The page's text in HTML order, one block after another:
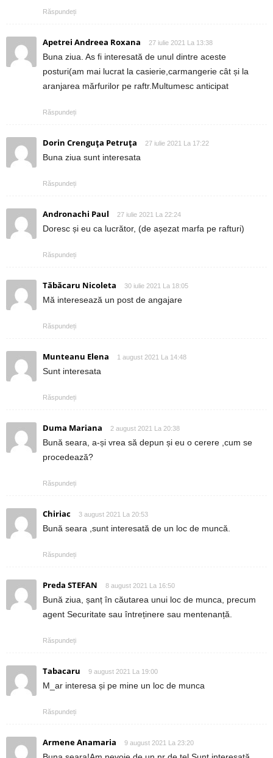
Răspundeți
Apetrei Andreea Roxana 27 iulie 2021 La 13:38
Buna ziua. As fi interesată de unul dintre aceste
posturi(am mai lucrat la casierie,carmangerie cât și la
aranjarea mărfurilor pe raftr.Multumesc anticipat
Răspundeți
Dorin Crenguța Petruța 27 iulie 2021 La 17:22
Buna ziua sunt interesata
Răspundeți
Andronachi Paul 27 iulie 2021 La 22:24
Doresc și eu ca lucrător, (de așezat marfa pe rafturi)
Răspundeți
Tăbăcaru Nicoleta 30 iulie 2021 La 18:05
Mă interesează un post de angajare
Răspundeți
Munteanu Elena 1 august 2021 La 14:48
Sunt interesata
Răspundeți
Duma Mariana 2 august 2021 La 20:38
Bună seara, a-și vrea să depun și eu o cerere ,cum se
procedează?
Răspundeți
Chiriac 3 august 2021 La 20:53
Bună seara ,sunt interesată de un loc de muncă.
Răspundeți
Preda STEFAN 8 august 2021 La 16:50
Bună ziua, șanț în căutarea unui loc de munca, precum
agent Securitate sau întreținere sau mentenanță.
Răspundeți
Tabacaru 9 august 2021 La 19:00
M_ar interesa și pe mine un loc de munca
Răspundeți
Armene Anamaria 9 august 2021 La 23:20